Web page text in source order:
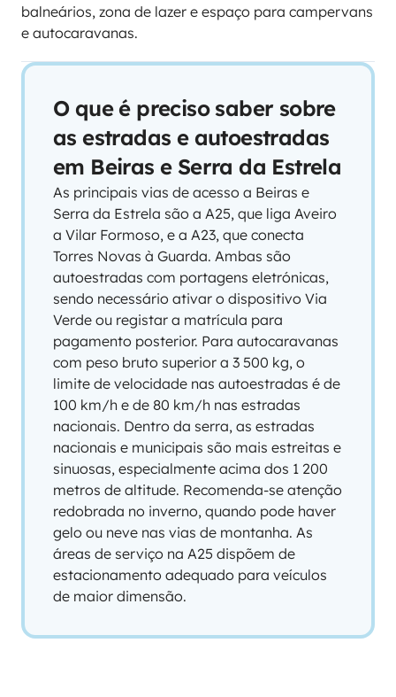
balneários, zona de lazer e espaço para campervans
e autocaravanas.
O que é preciso saber sobre
as estradas e autoestradas
em Beiras e Serra da Estrela
As principais vias de acesso a Beiras e
Serra da Estrela são a A25, que liga Aveiro
a Vilar Formoso, e a A23, que conecta
Torres Novas à Guarda. Ambas são
autoestradas com portagens eletrónicas,
sendo necessário ativar o dispositivo Via
Verde ou registar a matrícula para
pagamento posterior. Para autocaravanas
com peso bruto superior a 3 500 kg, o
limite de velocidade nas autoestradas é de
100 km/h e de 80 km/h nas estradas
nacionais. Dentro da serra, as estradas
nacionais e municipais são mais estreitas e
sinuosas, especialmente acima dos 1 200
metros de altitude. Recomenda-se atenção
redobrada no inverno, quando pode haver
gelo ou neve nas vias de montanha. As
áreas de serviço na A25 dispõem de
estacionamento adequado para veículos
de maior dimensão.